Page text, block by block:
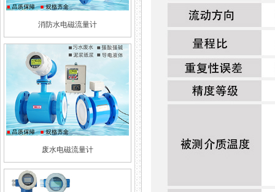
消防水电磁流量计
废水电磁流量计